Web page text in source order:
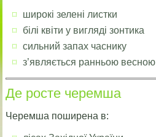
широкі зелені листки
білі квіти у вигляді зонтика
сильний запах часнику
з’являється ранньою весною
Де росте черемша
Черемша поширена в: